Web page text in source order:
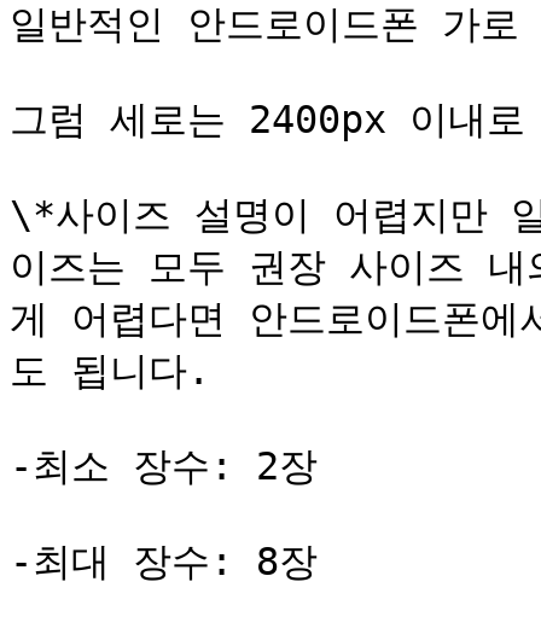
일반적인 안드로이드폰 가
그럼 세로는 2400px 이내
\*사이즈 설명이 어렵지만
이즈는 모두 권장 사이즈
게 어렵다면 안드로이드폰
도 됩니다.
-최소 장수: 2장
-최대 장수: 8장